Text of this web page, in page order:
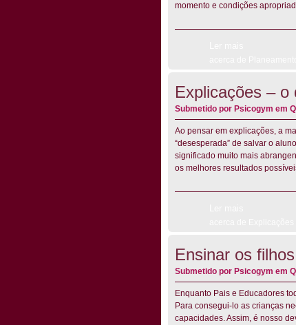
momento e condições
Explicações – o
Submetido por Psicogym em
Ao pensar em explicações, a
“desesperada” de salvar o
significado muito mais
os melhores resultados
Ensinar os
Submetido por Psicogym em
Enquanto Pais e Educadores
Para consegui-lo as crianças
capacidades. Assim, é nosso